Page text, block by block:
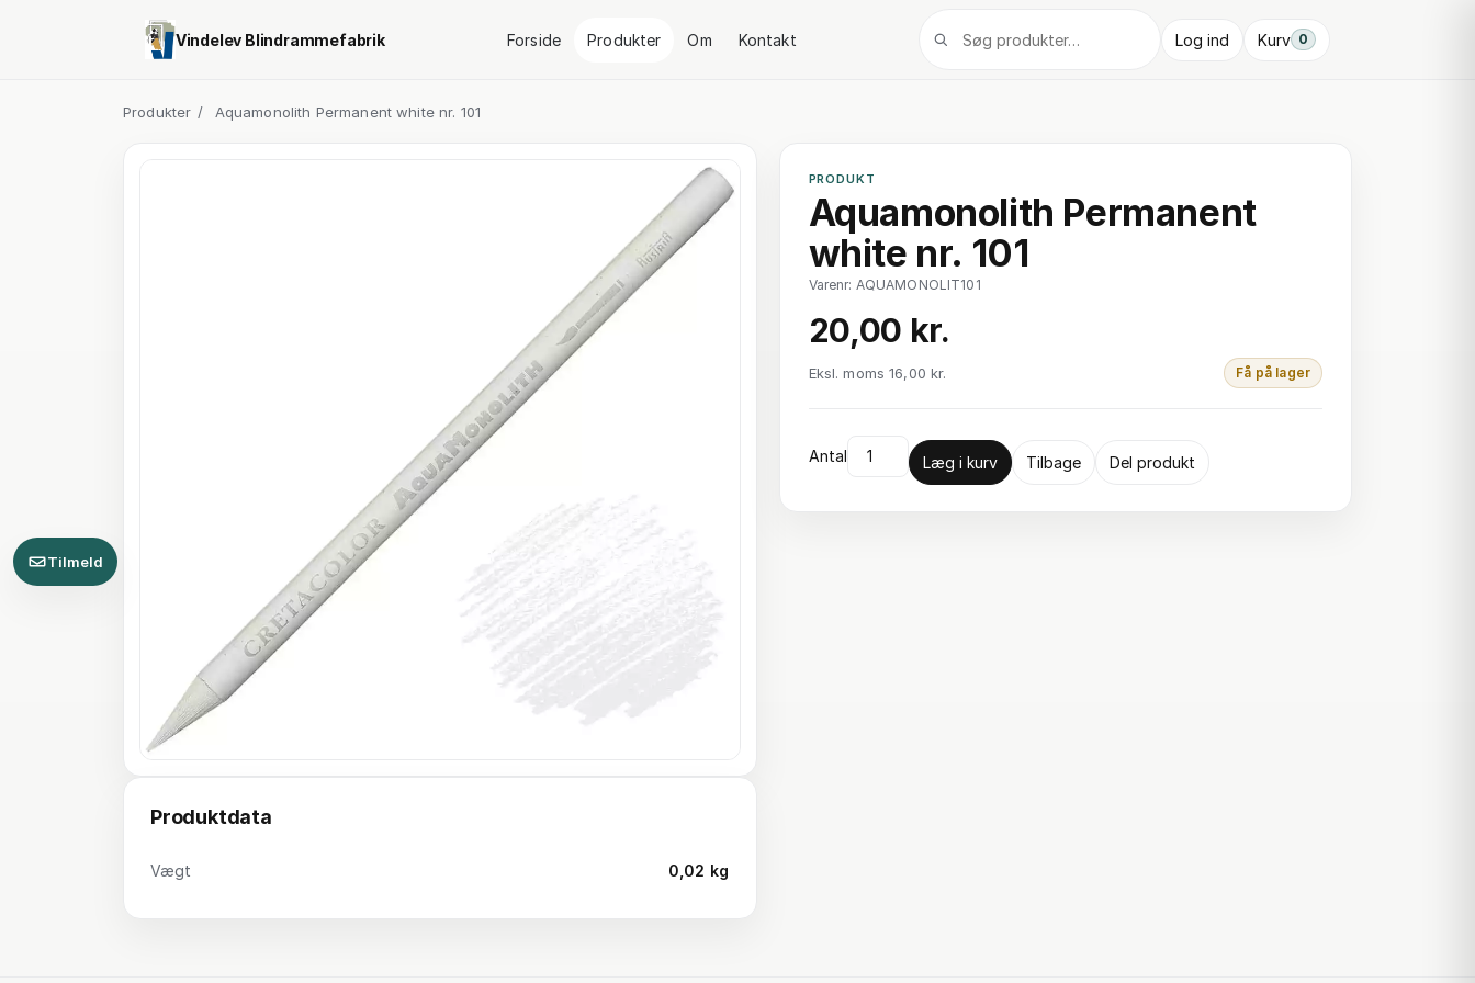
Vindelev Blindrammefabrik Forside Produkter Om Kontakt Log ind Kurv 0
Produkter / Aquamonolith Permanent white nr. 101
Produktdata
Vægt 0,02 kg
PRODUKT
Aquamonolith Permanent
white nr. 101
Varenr: AQUAMONOLIT101
20,00 kr.
Eksl. moms 16,00 kr. Få på lager
Antal Læg i kurv Tilbage Del produkt
Tilmeld